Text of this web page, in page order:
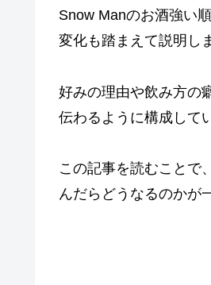
Snow Manのお酒強い
変化も踏まえて説明し
好みの理由や飲み方の
伝わるように構成して
この記事を読むことで
んだらどうなるのかが